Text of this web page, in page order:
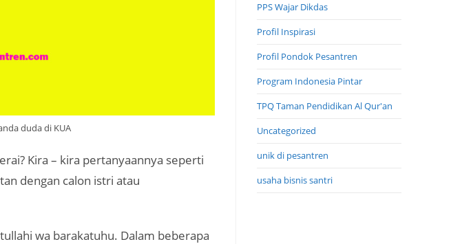
duda di KUA
Kira – kira pertanyaannya seperti
dengan calon istri atau
wa barakatuhu. Dalam beberapa
PPS Wajar Dikdas
Profil Inspirasi
Profil Pondok Pesantren
Program Indonesia Pintar
TPQ Taman Pendidikan Al Qur'an
Uncategorized
unik di pesantren
usaha bisnis santri